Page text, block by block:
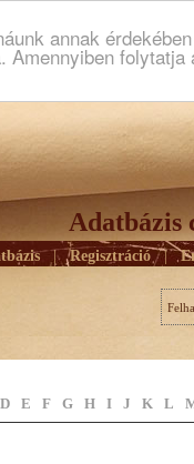
annak
Amennyiben
Adatbázis
| Regisztráció |
D E F G H I J K L